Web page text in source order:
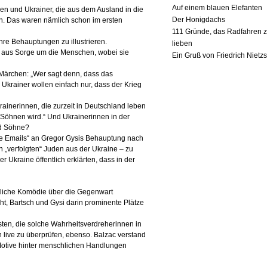
und Ukrainer, die aus dem Ausland in die
Das waren nämlich schon im ersten
Behauptungen zu illustrieren.
Sorge um die Menschen, wobei sie
„Wer sagt denn, dass das
wollen einfach nur, dass der Krieg
die zurzeit in Deutschland leben
wird.“ Und Ukrainerinnen in der
Söhne?
Emails“ an Gregor Gysis Behauptung nach
Juden aus der Ukraine – zu
Ukraine öffentlich erklärten, dass in der
Komödie über die Gegenwart
Bartsch und Gysi darin prominente Plätze
die solche Wahrheitsverdreherinnen in
zu überprüfen, ebenso. Balzac verstand
hinter menschlichen Handlungen
Auf einem blauen Elefanten
Der Honigdachs
111 Gründe, das Radfahren
lieben
Ein Gruß von Friedrich